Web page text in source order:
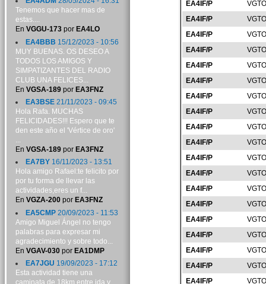
EA4IF/P
EA4IF/P
EA4IF/P
EA4IF/P
EA4IF/P
EA4IF/P
EA4IF/P
EA4IF/P
EA4IF/P
EA4IF/P
EA4IF/P
EA4IF/P
EA4IF/P
EA4IF/P
EA4IF/P
EA4IF/P
EA4IF/P
EA4IF/P
EA4IF/P
Tenemos que hacer mas de
estas....
En VGGU-173por EA4LO
EA4BBB 15/12/2023 - 10:56
MUY BUENAS. OS DESEO A
TODOS LOS AMIGOS Y
SIMPATIZANTES DEL RADIO
CLUB UNA FELICES...
En VGSA-189por EA3FNZ
EA3BSE21/11/2023 - 09:45
Hola Rafa. MUCHAS
FELICIDADES!!! Espero que te
den este año el 'Vértice de oro'
...
En VGSA-189por EA3FNZ
EA7BY16/11/2023 - 13:51
Hola amigo Rafael:te felicito por
por tu forma de llevar las
actividades,eres un f...
En VGZA-200por EA3FNZ
EA5CMP20/09/2023 - 11:53
Amigo Miguel Ángel no tengo
palabras para expresar mi
agradecimiento y sobre todo...
En VGAV-030por EA1DMP
EA7JGU 19/09/2023 - 17:12
Esta actividad tiene una
caminata de 18km entre ida y